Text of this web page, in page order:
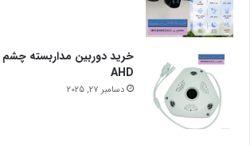
AHD
دسامبر 27, 2025